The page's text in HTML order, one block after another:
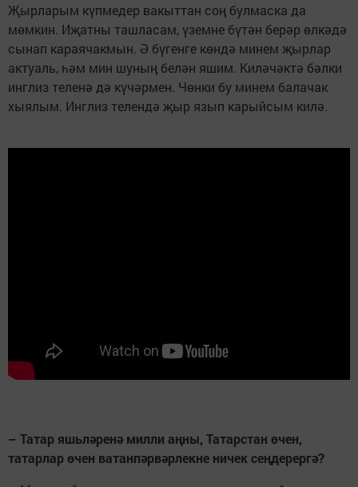
Җырларым күпмедер вакыттан соң булмаска да
мөмкин. Иҗатны ташласам, үземне бүтән берәр өлкәдә
сынап караячакмын. Ә бүгенге көндә минем җырлар
актуаль, һәм мин шуның белән яшим. Киләчәктә бәлки
инглиз теленә дә күчәрмен. Чөнки бу минем балачак
хыялым. Инглиз телендә җыр язып карыйсым килә.
– Татар яшьләренә милли аңны, Татарстан өчен,
татарлар өчен ватанпәрвәрлекне ничек сеңдерергә?